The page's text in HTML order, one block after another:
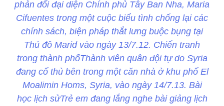
phản đối đại diện Chính phủ Tây Ban Nha, Maria
Cifuentes trong một cuộc biểu tình chống lại các
chính sách, biện pháp thắt lưng buộc bụng tại
Thủ đô Marid vào ngày 13/7.12. Chiến tranh
trong thành phốThành viên quân đội tự do Syria
đang cố thủ bên trong một căn nhà ở khu phố El
Moalimin Homs, Syria, vào ngày 14/7.13. Bài
học lịch sửTrẻ em đang lắng nghe bài giảng lịch